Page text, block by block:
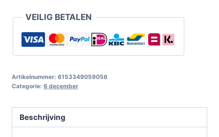
VEILIG BETALEN
Artikelnummer: 6153349059056
Categorie: 6 december
Beschrijving